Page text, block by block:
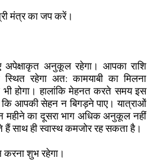
मंत्र का जप करें।
अनुकूल रहेगा। आपका राशि
रहेगा अत: कामयाबी का मिलना
होगा। हालांकि मेहनत करते समय इस
कि आपकी सेहन न बिगड़ने पाए। यात्राओं
महीने का दूसरा भाग अधिक अनुकूल नहीं
साथ ही स्वास्थ कमजोर रह सकता है।
शुभ रहेगा।